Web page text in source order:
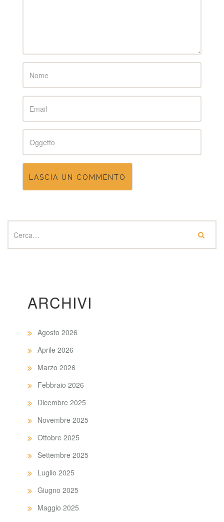
Name
Email
Subject
ARCHIVI
Agosto 2026
Aprile 2026
Marzo 2026
Febbraio 2026
Dicembre 2025
Novembre 2025
Ottobre 2025
Settembre 2025
Luglio 2025
Giugno 2025
Maggio 2025